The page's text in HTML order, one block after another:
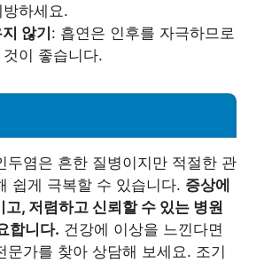
하세요.
않기: 흡연은 인후를 자극하므로
이 좋습니다.
두염은 흔한 질병이지만 적절한 관
쉽게 극복할 수 있습니다. 증상에
, 저렴하고 신뢰할 수 있는 병원
합니다. 건강에 이상을 느낀다면
문가를 찾아 상담해 보세요. 조기